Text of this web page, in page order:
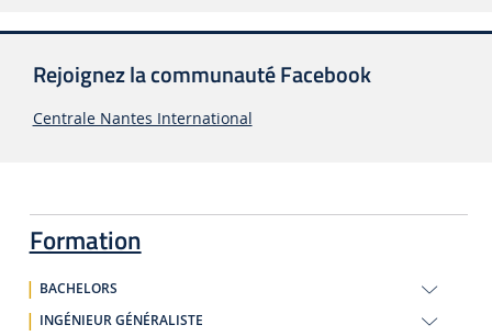
Formation
BACHELORS
INGÉNIEUR GÉNÉRALISTE
Rejoignez la communauté Facebook
Centrale Nantes International